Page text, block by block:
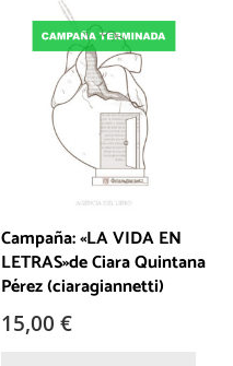
Campaña: «LA VIDA EN
LETRAS»de Ciara Quintana
Pérez (ciaragiannetti)
15,00 €